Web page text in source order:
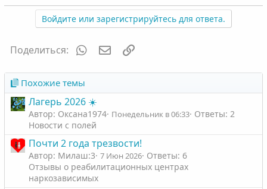
Войдите или зарегистрируйтесь для ответа.
Поделиться: WhatsAppЭлектронная почта
Похожие темы
Лагерь 2026 ☀️
Автор: Оксана1974 Понедельник в 06:33 Ответы: 2
Новости с полей
Почти 2 года трезвости!
Автор: Милаш:3 7 Июн 2026 Ответы: 6
Отзывы о реабилитационных центрах
наркозависимых